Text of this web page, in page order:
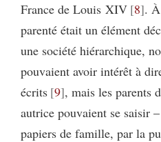
France de Louis XIV 8 .
parenté était un élément
une société hiérarchique,
pouvaient avoir intérêt à
écrits 9 , mais les parents
autrice pouvaient se saisir
papiers de famille, par la